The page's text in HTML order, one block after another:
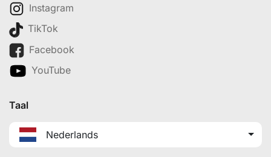
Instagram
TikTok
Facebook
YouTube
Taal
Nederlands